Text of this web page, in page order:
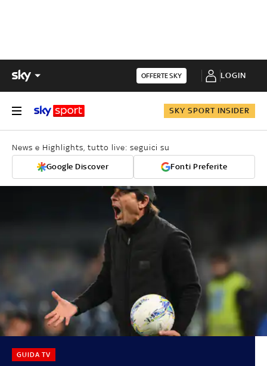
OFFERTE SKY LOGIN
SKY SPORT INSIDER
News e Highlights, tutto live: seguici su
Google Discover Fonti Preferite
GUIDA TV